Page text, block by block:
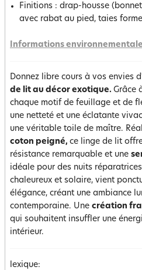
Finitions : drap-housse
avec rabat au pied, taies
Informations
Donnez libre cours à vos envies
de lit au décor exotique. Grâce
chaque motif de feuillage et de
une netteté et une éclatante
une véritable toile de maître.
coton peigné, ce linge de lit
résistance remarquable et une
idéale pour des nuits
chaleureux et solaire, vient
élégance, créant une ambiance
contemporaine. Une création
qui souhaitent insuffler une
intérieur.
lexique: